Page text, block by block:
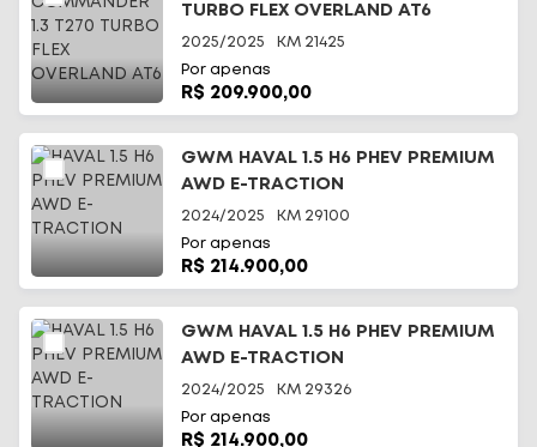
TURBO FLEX OVERLAND AT6
2025/2025 KM 21425
Por apenas
R$ 209.900,00
GWM HAVAL 1.5 H6 PHEV PREMIUM
AWD E-TRACTION
2024/2025 KM 29100
Por apenas
R$ 214.900,00
GWM HAVAL 1.5 H6 PHEV PREMIUM
AWD E-TRACTION
2024/2025 KM 29326
Por apenas
R$ 214.900,00